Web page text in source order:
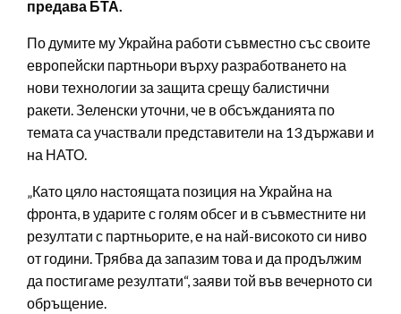
предава БТА.
По думите му Украйна работи съвместно със своите
европейски партньори върху разработването на
нови технологии за защита срещу балистични
ракети. Зеленски уточни, че в обсъжданията по
темата са участвали представители на 13 държави и
на НАТО.
„Като цяло настоящата позиция на Украйна на
фронта, в ударите с голям обсег и в съвместните ни
резултати с партньорите, е на най-високото си ниво
от години. Трябва да запазим това и да продължим
да постигаме резултати“, заяви той във вечерното си
обръщение.